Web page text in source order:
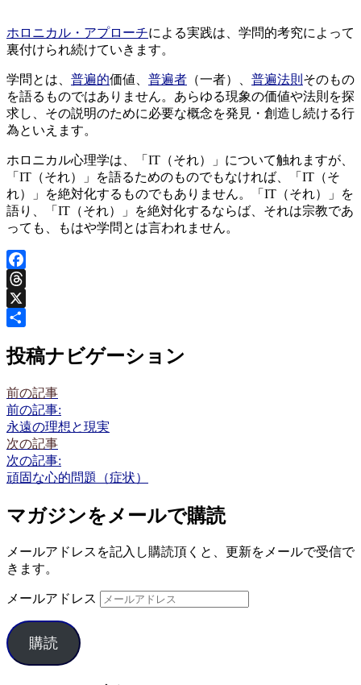
ホロニカル・アプローチによる実践は、学問的考究によって
裏付けられ続けていきます。
学問とは、 普遍的価値、 普遍者 （一者）、 普遍法則 そのもの
を語るものではありません。あらゆる現象の価値や法則を探
求し、その説明のために必要な概念を発見・創造し続ける行
為といえます。
ホロニカル心理学は、「IT（それ）」について触れますが、
「IT（それ）」を語るためのものでもなければ、「IT（そ
れ）」を絶対化するものでもありません。「IT（それ）」を
語り、「IT（それ）」を絶対化するならば、それは宗教であ
っても、もはや学問とは言われません。
Facebook
Threads
X
有
投稿ナビゲーション
前の記事
前の記事:
永遠の理想と現実
次の記事
次の記事:
頑固な心的問題（症状）
マガジンをメールで購読
メールアドレスを記入し購読頂くと、更新をメールで受信で
きます。
メールアドレス
購読